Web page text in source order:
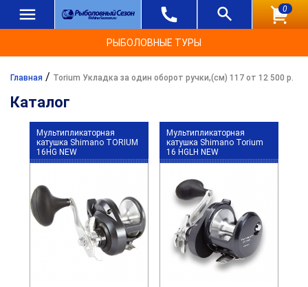
0
РЫБОЛОВНЫЕ ТУРЫ
Главная / Torium Укладка за один оборот ручки,(см) 117 от 12 500 р.
Каталог
Мультипликаторная
катушка Shimano TORIUM
16HG NEW
Мультипликаторная
катушка Shimano Torium
16 HGLH NEW